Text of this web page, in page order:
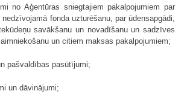
no Aģentūras sniegtajiem pakalpojumiem par
fonda uzturēšanu, par ūdensapgādi,
savākšanu un novadīšanu un sadzīves
un citiem maksas pakalpojumiem;
pašvaldības pasūtījumi;
un dāvinājumi;